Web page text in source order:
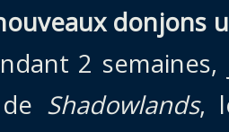
le vol
Uldum
donjons
2
Shadowlands,